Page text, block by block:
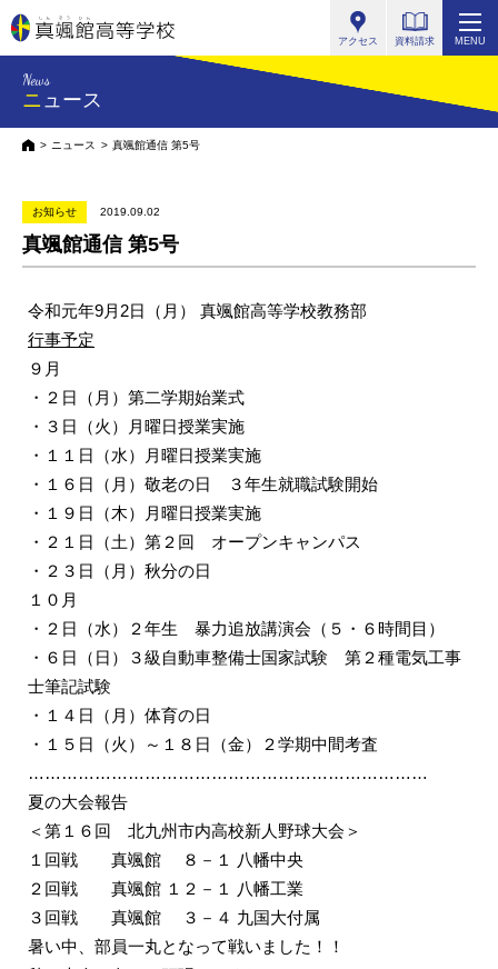
アクセス 資料請求 MENU
News
ニュース
HOMEニュース 真颯館通信 第5号
お知らせ 2019.09.02
真颯館通信 第5号
令和元年9月2日（月） 真颯館高等学校教務部
行事予定
９月
・２日（月）第二学期始業式
・３日（火）月曜日授業実施
・１１日（水）月曜日授業実施
・１６日（月）敬老の日 ３年生就職試験開始
・１９日（木）月曜日授業実施
・２１日（土）第２回 オープンキャンパス
・２３日（月）秋分の日
１０月
・２日（水）２年生 暴力追放講演会（５・６時間目）
・６日（日）３級自動車整備士国家試験 第２種電気工事
士筆記試験
・１４日（月）体育の日
・１５日（火）～１８日（金）２学期中間考査
………………………………………………………………
夏の大会報告
＜第１６回 北九州市内高校新人野球大会 ＞
１回戦 真颯館 ８ －１ 八幡中央
２回戦 真颯館 １２ －１ 八幡工業
３回戦 真颯館 ３ －４ 九国大付属
暑い中、部員一丸となって戦いました！！